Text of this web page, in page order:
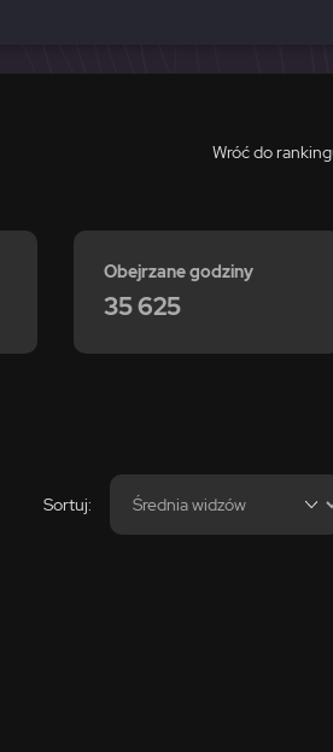
Wróć do
Obejrzane godziny
35 625
Sortuj: